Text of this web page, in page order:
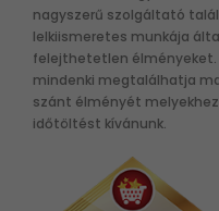
nagyszerű szolgáltató
lelkiismeretes munkája
felejthetetlen
mindenki megtalálhatja
szánt élményét
időtöltést kívánunk.